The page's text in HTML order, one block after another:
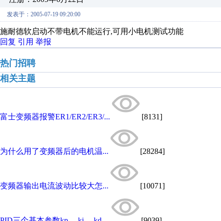
发表于：2005-07-19 09:20:00
施耐德软启动不带电机不能运行,可用小电机测试功能
回复 引用 举报
热门招聘
相关主题
富士变频器报警ER1/ER2/ER3/... [8131]
为什么用了变频器后的电机温... [28284]
变频器输出电流波动比较大怎... [10071]